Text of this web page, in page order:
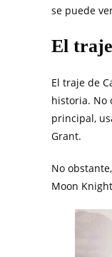
se puede
El traje
El traje de
historia. No
principal,
Grant.
No
Moon